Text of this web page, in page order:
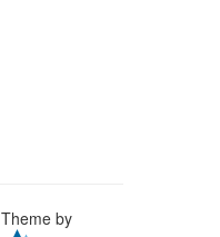
Theme by